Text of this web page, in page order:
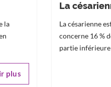
la
plus
La
La césarienne
concerne 16 %
partie inférieure